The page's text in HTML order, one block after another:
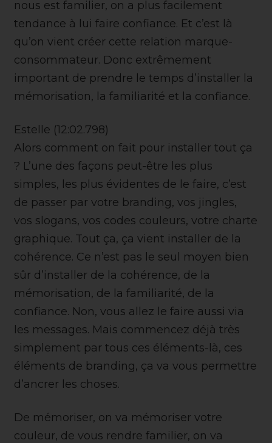
nous est familier, on a plus facilement
tendance à lui faire confiance. Et c’est là
qu’on vient créer cette relation marque-
consommateur. Donc extrêmement
important de prendre le temps d’installer la
mémorisation, la familiarité et la confiance.
Estelle (12:02.798)
Alors comment on fait pour installer tout ça
? L’une des façons peut-être les plus
simples, les plus évidentes de le faire, c’est
de passer par votre branding, vos jingles,
vos slogans, vos codes couleurs, votre charte
graphique. Tout ça, ça vient installer de la
cohérence. Ce n’est pas le seul moyen bien
sûr d’installer de la cohérence, de la
mémorisation, de la familiarité, de la
confiance. Non, vous allez le faire aussi via
les messages. Mais commencez déjà très
simplement par tous ces éléments-là, ces
éléments de branding, ça va vous permettre
d’ancrer les choses.
De mémoriser, on va mémoriser votre
couleur, de vous rendre familier, on va